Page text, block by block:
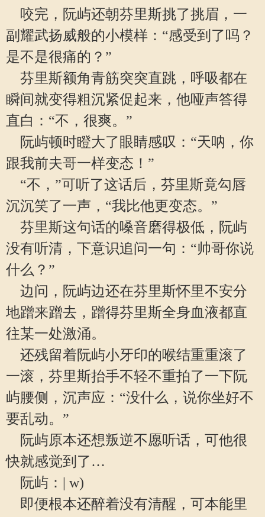
咬完，阮屿还朝芬里斯挑了挑眉，一
副耀武扬威般的小模样：“感受到了吗？
是不是很痛的？”
芬里斯额角青筋突突直跳，呼吸都在
瞬间就变得粗沉紧促起来，他哑声答得
直白：“不，很爽。”
阮屿顿时瞪大了眼睛感叹：“天呐，你
跟我前夫哥一样变态！”
“不，”可听了这话后，芬里斯竟勾唇
沉沉笑了一声，“我比他更变态。”
芬里斯这句话的嗓音磨得极低，阮屿
没有听清，下意识追问一句：“帅哥你说
什么？”
边问，阮屿边还在芬里斯怀里不安分
地蹭来蹭去，蹭得芬里斯全身血液都直
往某一处激涌。
还残留着阮屿小牙印的喉结重重滚了
一滚，芬里斯抬手不轻不重拍了一下阮
屿腰侧，沉声应：“没什么，说你坐好不
要乱动。”
阮屿原本还想叛逆不愿听话，可他很
快就感觉到了…
阮屿：| w)
即便根本还醉着没有清醒，可本能里